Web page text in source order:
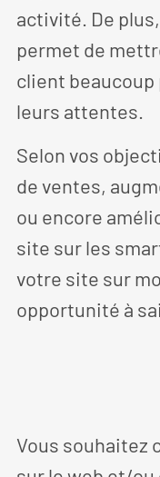
activité. De
permet de
client
leurs attentes.
Selon vos
de ventes,
ou encore
site sur les
votre site sur
opportunité à
Vous souhaitez